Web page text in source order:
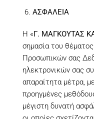
ΑΣΦΑΛΕΙΑ
Η «Γ. ΜΑΓΚΟΥΤΑΣ
σημασία του
Προσωπικών σας
ηλεκτρονικών σας
απαραίτητα μέτρα,
προηγμένες
μέγιστη δυνατή